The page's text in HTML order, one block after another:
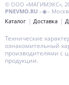
© ООО «МАГИМЭКС»,
PNEVMO.RU –◉–
Каталог
Доставка
Технические
ознакомительный
производителями с
продукции.